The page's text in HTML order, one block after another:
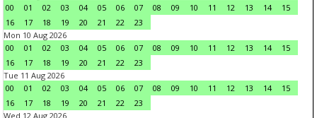
00
01 02 03 04 05 06 07 08 09 10 11 12 13 14
15
16
17 18 19 20 21 22
23
Mon 10 Aug 2026
00
01 02 03 04 05 06 07 08 09 10 11 12 13 14
15
16
17 18 19 20 21 22
23
Tue 11 Aug 2026
00
01 02 03 04 05 06 07 08 09 10 11 12 13 14
15
16
17 18 19 20 21 22
23
Wed 12 Aug 2026